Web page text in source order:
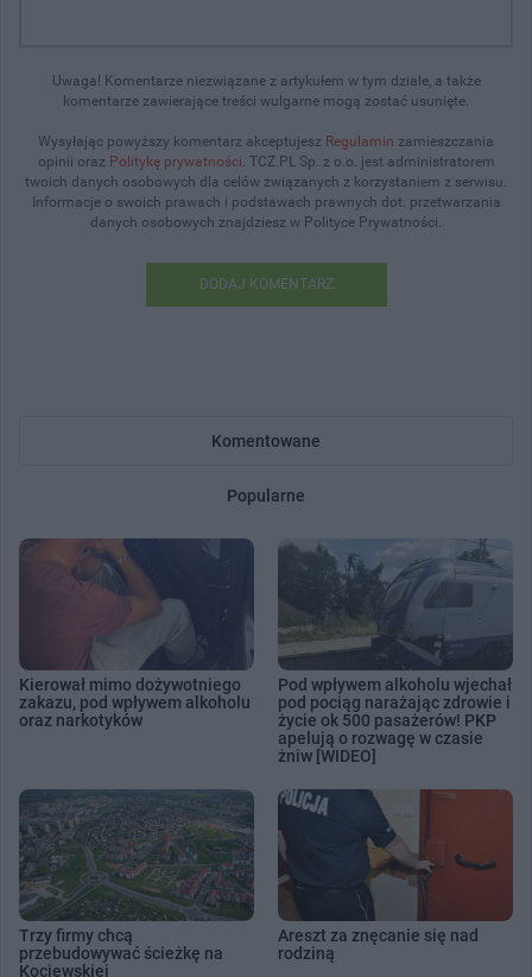
Uwaga! Komentarze niezwiązane z artykułem w tym dziale, a także
komentarze zawierające treści wulgarne mogą zostać usunięte.
Wysyłając powyższy komentarz akceptujesz Regulamin zamieszczania
opinii oraz Politykę prywatności. TCZ.PL Sp. z o.o. jest administratorem
twoich danych osobowych dla celów związanych z korzystaniem z serwisu.
Informacje o swoich prawach i podstawach prawnych dot. przetwarzania
danych osobowych znajdziesz w Polityce Prywatności.
DODAJ KOMENTARZ
Komentowane
Popularne
Kierował mimo dożywotniego
zakazu, pod wpływem alkoholu
oraz narkotyków
Pod wpływem alkoholu wjechał
pod pociąg narażając zdrowie i
życie ok 500 pasażerów! PKP
apelują o rozwagę w czasie
żniw [WIDEO]
Trzy firmy chcą
przebudowywać ścieżkę na
Kociewskiej
Areszt za znęcanie się nad
rodziną